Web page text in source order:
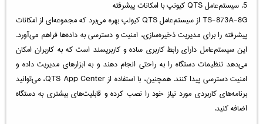
5. سیستم‌عامل QTS کیونپ با امکانات پیشرفته
TS-873A-8G از سیستم‌عامل QTS کیونپ بهره می‌برد که مجموعه‌ای از امکانات
پیشرفته را برای مدیریت ذخیره‌سازی، امنیت و دسترسی به داده‌ها فراهم می‌آورد.
این سیستم‌عامل دارای رابط کاربری ساده و کاربرپسند است که به کاربران امکان
می‌دهد تنظیمات دستگاه را به راحتی انجام دهند و به ابزارهای مدیریت داده و
امنیت دسترسی پیدا کنند. همچنین، با استفاده از QTS App Center، می‌توانید
برنامه‌های کاربردی مورد نیاز خود را نصب کرده و قابلیت‌های بیشتری به دستگاه
اضافه کنید.